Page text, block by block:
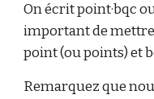
On écrit point·bqc
important de
point (ou points) et
Remarquez que